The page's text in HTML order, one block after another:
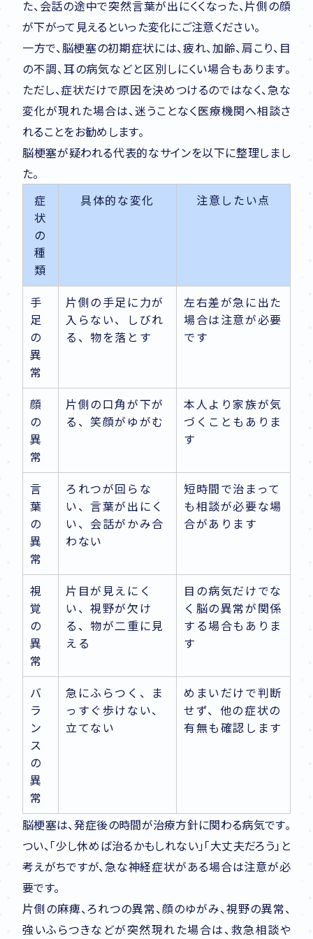
た、会話の途中で突然言葉が出にくくなった、片側の顔
が下がって見えるといった変化にご注意ください。
一方で、脳梗塞の初期症状には、疲れ、加齢、肩こり、目
の不調、耳の病気などと区別しにくい場合もあります。
ただし、症状だけで原因を決めつけるのではなく、急な
変化が現れた場合は、迷うことなく医療機関へ相談さ
れることをお勧めします。
脳梗塞が疑われる代表的なサインを以下に整理しまし
た。
症
状
の
種
類
具体的な変化 注意したい点
手
足
の
異
常
片側の手足に力が
入らない、しびれ
る、物を落とす
左右差が急に出た
場合は注意が必要
です
顔
の
異
常
片側の口角が下が
る、笑顔がゆがむ
本人より家族が気
づくこともありま
す
言
葉
の
異
常
ろれつが回らな
い、言葉が出にく
い、会話がかみ合
わない
短時間で治まって
も相談が必要な場
合があります
視
覚
の
異
常
片目が見えにく
い、視野が欠け
る、物が二重に見
える
目の病気だけでな
く脳の異常が関係
する場合もありま
す
バ
ラ
ン
ス
の
異
常
急にふらつく、ま
っすぐ歩けない、
立てない
めまいだけで判断
せず、他の症状の
有無も確認します
脳梗塞は、発症後の時間が治療方針に関わる病気です。
つい、「少し休めば治るかもしれない」「大丈夫だろう」と
考えがちですが、急な神経症状がある場合は注意が必
要です。
片側の麻痺、ろれつの異常、顔のゆがみ、視野の異常、
強いふらつきなどが突然現れた場合は、救急相談や